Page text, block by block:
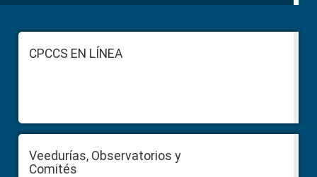
FooterCPCCS EN LÍNEA
Veedurías, Observatorios y
Comités